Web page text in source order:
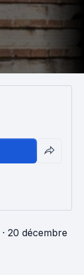
· 20 décembre